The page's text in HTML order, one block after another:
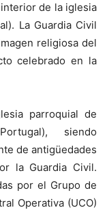
de la iglesia
La Guardia Civil
religiosa del
celebrado en la
parroquial de
siendo
de antigüedades
la Guardia Civil.
por el Grupo de
Operativa (UCO)